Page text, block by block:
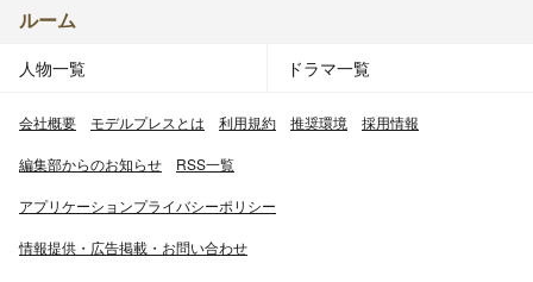
ルーム
人物一覧 ドラマ一覧
会社概要 モデルプレスとは 利用規約 推奨環境 採用情報
編集部からのお知らせ RSS一覧
アプリケーションプライバシーポリシー
情報提供・広告掲載・お問い合わせ